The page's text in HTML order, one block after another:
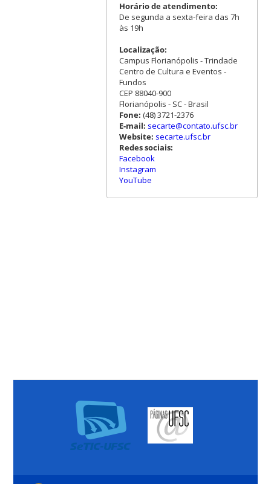
Horário de atendimento:
De segunda a sexta-feira das 7h
às 19h
Localização:
Campus Florianópolis - Trindade
Centro de Cultura e Eventos -
Fundos
CEP 88040-900
Florianópolis - SC - Brasil
Fone: (48) 3721-2376
E-mail: secarte@contato.ufsc.br
Website: secarte.ufsc.br
Redes sociais:
Facebook
Instagram
YouTube